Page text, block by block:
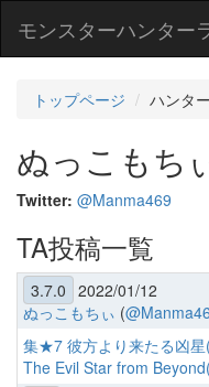
モンスターハンター
トップページ ハンター
ぬっこもち
Twitter: @Manma469
TA投稿一覧
3.7.0 2022/01/12
ぬっこもちぃ (
集★7 彼方より来たる凶星
The Evil Star from